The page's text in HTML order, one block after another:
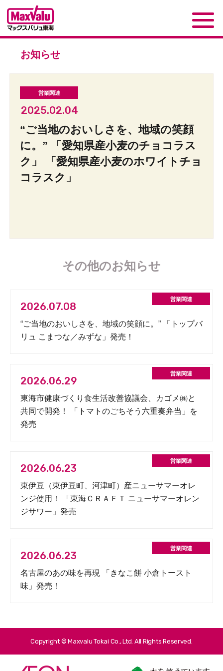
お知らせ
2025.02.04
“ご当地のおいしさを、地域の笑顔
に。” 「愛知県産小麦のチョコラス
ク」 「愛知県産小麦のホワイトチョ
コラスク」
その他のお知らせ
2026.07.08
“ご当地のおいしさを、地域の笑顔に。” 「トップバ
リュ こまつな／みずな」発売！
2026.06.29
東海市健康づくり食生活改善協議会、カゴメ㈱と
共同で開発！ 「トマトのごちそう六重奏弁当」を
発売
2026.06.23
東伊豆（東伊豆町、河津町）産ニューサマーオレ
ンジ使用！ 「東海ＣＲＡＦＴ ニューサマーオレン
ジサワー」発売
2026.06.23
名古屋のあの味を再現 「きなこ餅 小倉トースト
味」発売！
Copyright © Maxvalu Tokai Co., Ltd. All Rights Reserved.